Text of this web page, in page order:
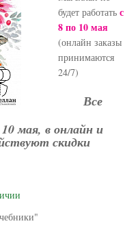
будет работать с
8 по 10 мая
(онлайн заказы
принимаются
24/7)
Все
мая, в онлайн и
скидки